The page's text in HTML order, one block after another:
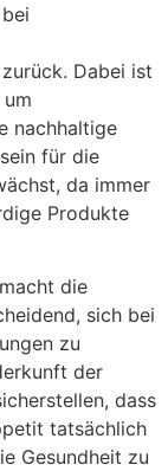
Dabei ist
nachhaltige
für die
da immer
Produkte
die
sich bei
zu
der
dass
tatsächlich
Gesundheit zu